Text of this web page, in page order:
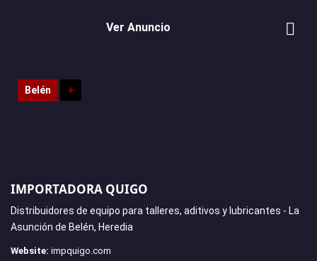
Ver Anuncio
Belén +
IMPORTADORA QUIGO
Distribuidores de equipo para talleres, aditivos y lubricantes - La
Asunción de Belén, Heredia
Website: impquigo.com